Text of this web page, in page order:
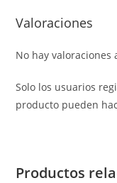
Valoraciones
No hay valoraciones
Solo los usuarios
producto pueden
Productos